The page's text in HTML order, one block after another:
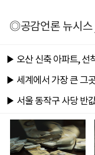
◎공감언론 뉴시스